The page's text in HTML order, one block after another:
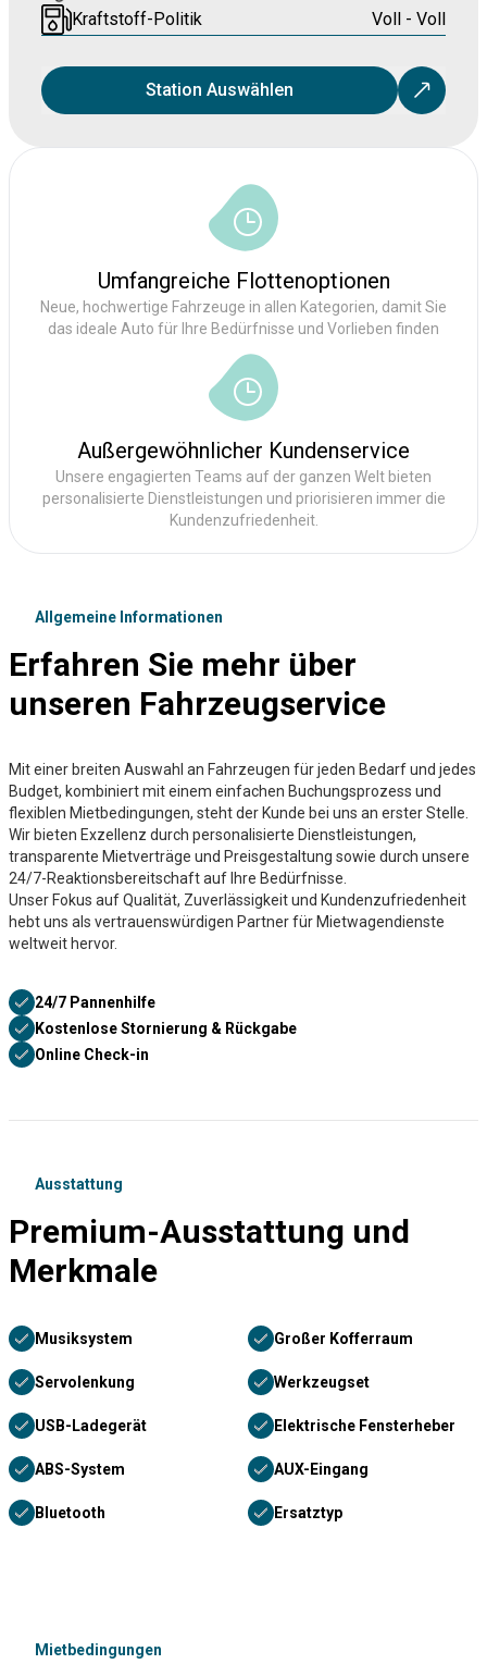
Umfangreiche Flottenoptionen
Neue, hochwertige Fahrzeuge in allen Kategorien, damit Sie
das ideale Auto für Ihre Bedürfnisse und Vorlieben finden
Außergewöhnlicher Kundenservice
Unsere engagierten Teams auf der ganzen Welt bieten
personalisierte Dienstleistungen und priorisieren immer die
Kundenzufriedenheit.
Kraftstoff-Politik
Voll - Voll
Station Auswählen
Allgemeine Informationen
Erfahren Sie mehr über
unseren Fahrzeugservice
Mit einer breiten Auswahl an Fahrzeugen für jeden Bedarf und jedes
Budget, kombiniert mit einem einfachen Buchungsprozess und
flexiblen Mietbedingungen, steht der Kunde bei uns an erster Stelle.
Wir bieten Exzellenz durch personalisierte Dienstleistungen,
transparente Mietverträge und Preisgestaltung sowie durch unsere
24/7-Reaktionsbereitschaft auf Ihre Bedürfnisse.
Unser Fokus auf Qualität, Zuverlässigkeit und Kundenzufriedenheit
hebt uns als vertrauenswürdigen Partner für Mietwagendienste
weltweit hervor.
24/7 Pannenhilfe
Kostenlose Stornierung & Rückgabe
Online Check-in
Ausstattung
Premium-Ausstattung und
Merkmale
Musiksystem Großer Kofferraum
Servolenkung Werkzeugset
USB-Ladegerät Elektrische Fensterheber
ABS-System AUX-Eingang
Bluetooth Ersatztyp
Mietbedingungen